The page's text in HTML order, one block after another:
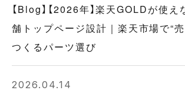
【Blog】【2026年】楽天GOLDが使
舗トップページ設計｜楽天市場で“
つくるパーツ選び
2026.04.14